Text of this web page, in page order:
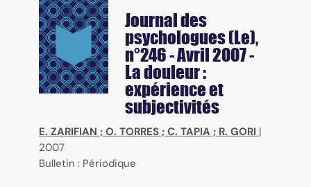
Journal des
psychologues (Le),
n°246 - Avril 2007 -
La douleur :
expérience et
subjectivités
E. ZARIFIAN ; O. TORRES ; C. TAPIA ; R. GORI |
2007
Bulletin : Périodique